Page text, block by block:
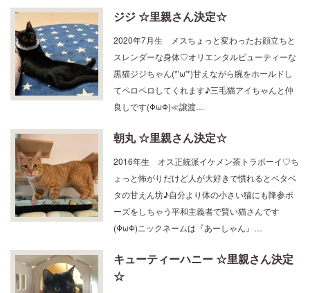
ジジ ☆里親さん決定☆
2020年7月生 メスちょっと変わったお顔立ちと
スレンダーな身体♡オリエンタルビューティーな
黒猫ジジちゃん(*'ω'*)甘えながら腕をホールドし
てペロペロしてくれます♪三毛猫アイちゃんと仲
良しです(ΦωΦ)≪譲渡…
朝丸 ☆里親さん決定☆
2016年生 オス正統派イケメン茶トラボーイ♡ち
ょっと怖がりだけど人が大好きで慣れるとベタベ
タの甘えん坊♪自分より体の小さい猫にも降参ポ
ーズをしちゃう平和主義者で賢い猫さんです
(ΦωΦ)ニックネームは『あーしゃん』…
キューティーハニー ☆里親さん決定
☆